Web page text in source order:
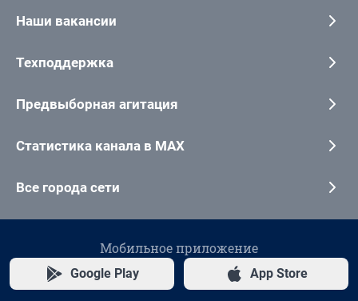
Наши вакансии
Техподдержка
Предвыборная агитация
Статистика канала в MAX
Все города сети
Мобильное приложение
Google Play App Store